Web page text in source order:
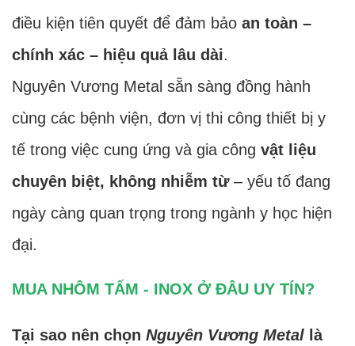
điều kiện tiên quyết để đảm bảo an toàn –
chính xác – hiệu quả lâu dài.
Nguyên Vương Metal sẵn sàng đồng hành
cùng các bệnh viện, đơn vị thi công thiết bị y
tế trong việc cung ứng và gia công vật liệu
chuyên biệt, không nhiễm từ– yếu tố đang
ngày càng quan trọng trong ngành y học hiện
đại.
MUA NHÔM TẤM - INOX Ở ĐÂU UY TÍN?
Tại sao nên chọn Nguyên Vương Metal là